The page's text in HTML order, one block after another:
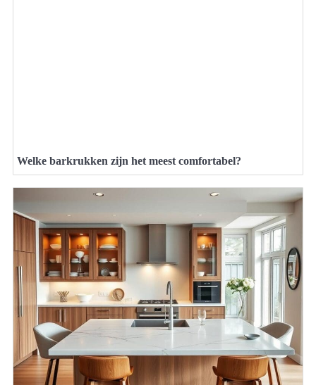
Welke barkrukken zijn het meest comfortabel?